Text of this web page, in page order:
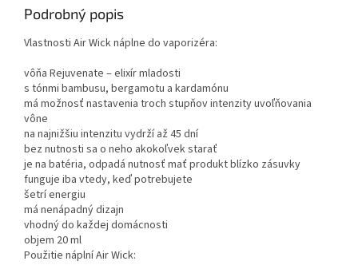
Podrobný popis
Vlastnosti Air Wick náplne do vaporizéra:
vôňa Rejuvenate – elixír mladosti
s tónmi bambusu, bergamotu a kardamónu
má možnosť nastavenia troch stupňov intenzity uvoľňovania
vône
na najnižšiu intenzitu vydrží až 45 dní
bez nutnosti sa o neho akokoľvek starať
je na batéria, odpadá nutnosť mať produkt blízko zásuvky
funguje iba vtedy, keď potrebujete
šetrí energiu
má nenápadný dizajn
vhodný do každej domácnosti
objem 20 ml
Použitie náplní Air Wick: